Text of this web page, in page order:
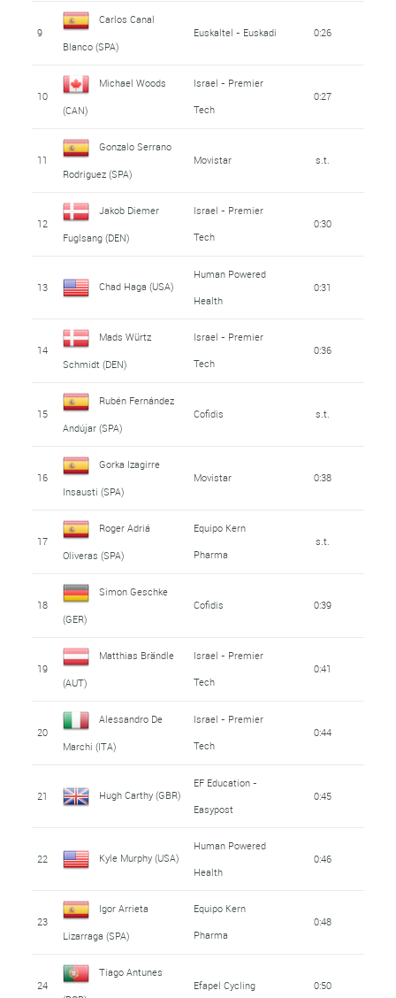
9
Carlos Canal
Blanco (SPA)
Euskaltel - Euskadi 0:26
10
Michael Woods
(CAN)
Israel - Premier
Tech
0:27
11
Gonzalo Serrano
Rodriguez (SPA)
Movistar s.t.
12
Jakob Diemer
Fuglsang (DEN)
Israel - Premier
Tech
0:30
13 Chad Haga (USA)
Human Powered
Health
0:31
14
Mads Würtz
Schmidt (DEN)
Israel - Premier
Tech
0:36
15
Rubén Fernández
Andújar (SPA)
Cofidis s.t.
16
Gorka Izagirre
Insausti (SPA)
Movistar 0:38
17
Roger Adriá
Oliveras (SPA)
Equipo Kern
Pharma
s.t.
18
Simon Geschke
(GER)
Cofidis 0:39
19
Matthias Brändle
(AUT)
Israel - Premier
Tech
0:41
20
Alessandro De
Marchi (ITA)
Israel - Premier
Tech
0:44
21 Hugh Carthy (GBR)
EF Education -
Easypost
0:45
22 Kyle Murphy (USA)
Human Powered
Health
0:46
23
Igor Arrieta
Lizarraga (SPA)
Equipo Kern
Pharma
0:48
24
Tiago Antunes
Efapel Cycling 0:50